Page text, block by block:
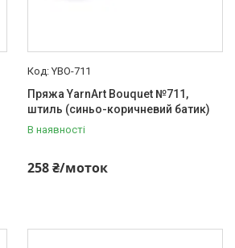
YBO-711
Пряжа YarnArt Bouquet №711,
штиль (синьо-коричневий батик)
В наявності
258 ₴/моток